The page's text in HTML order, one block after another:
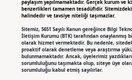
paylaşım yapılmamaktadır. Gerçek kurum ve
benzerlikleri tamamen tesadüfidir.
halindedir ve tavsiye niteliği taşımazlar.
Sitemiz, 5651 Sayılı Kanun gereğince Bilgi
İletişim Kurumu (BTK) tarafından onaylanmış
olarak hizmet vermektedir. Bu nedenle,
proaktif olarak denetleme veya araştırma
bulunmamaktadır. Ancak, üyelerimiz
sorumluluğunu taşımakta olup, siteye üye
sorumluluğu kabul etmiş sayılırlar.